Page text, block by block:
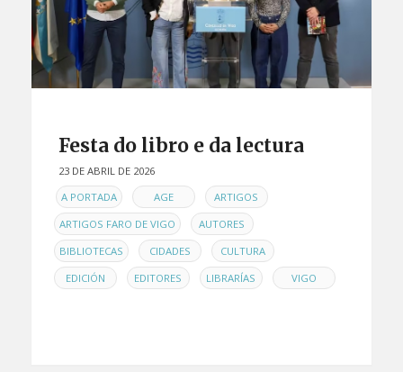
Festa do libro e da lectura
23 DE ABRIL DE 2026
ENA PORTADA , AGE , ARTIGOS ,
ARTIGOS FARO DE VIGO , AUTORES ,
BIBLIOTECAS , CIDADES , CULTURA ,
EDICIÓN , EDITORES , LIBRARÍAS , VIGO